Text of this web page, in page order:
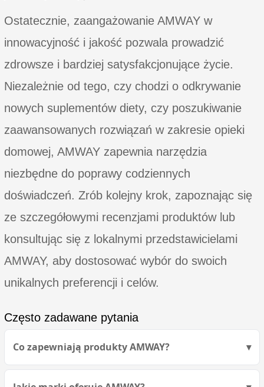
Ostatecznie, zaangażowanie AMWAY w
innowacyjność i jakość pozwala prowadzić
zdrowsze i bardziej satysfakcjonujące życie.
Niezależnie od tego, czy chodzi o odkrywanie
nowych suplementów diety, czy poszukiwanie
zaawansowanych rozwiązań w zakresie opieki
domowej, AMWAY zapewnia narzędzia
niezbędne do poprawy codziennych
doświadczeń. Zrób kolejny krok, zapoznając się
ze szczegółowymi recenzjami produktów lub
konsultując się z lokalnymi przedstawicielami
AMWAY, aby dostosować wybór do swoich
unikalnych preferencji i celów.
Często zadawane pytania
Co zapewniają produkty AMWAY?